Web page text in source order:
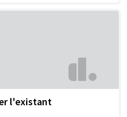
l'existant